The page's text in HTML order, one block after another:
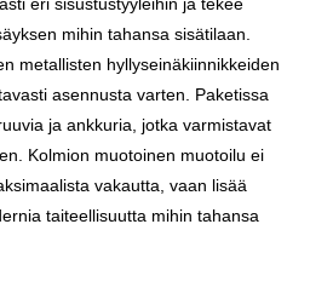
mihin tahansa sisätilaan.
metallisten hyllyseinäkiinnikkeiden
asennusta varten. Paketissa
ja ankkuria, jotka varmistavat
Kolmion muotoinen muotoilu ei
vakautta, vaan lisää
taiteellisuutta mihin tahansa